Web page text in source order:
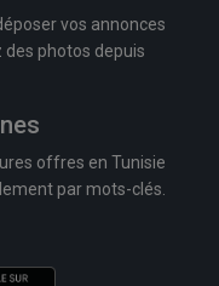
vos annonces
photos depuis
offres en Tunisie
par mots-clés.